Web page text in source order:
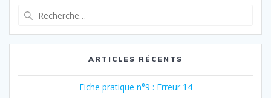
:
ARTICLES RÉCENTS
Fiche pratique n°9 : Erreur 14